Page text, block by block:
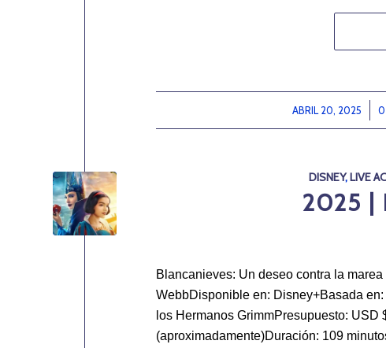
ABRIL 20, 2025
/ 0
DISNEY,LIVE
2025 |
Blancanieves: Un deseo contra la
WebbDisponible en: Disney+Basada
los Hermanos GrimmPresupuesto:
(aproximadamente)Duración: 109